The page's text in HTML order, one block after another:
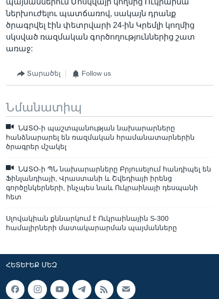
ներխուժելու պատճառով, սակայն դրանք
ծրագրվել էին փետրվարի 24-ին Կրեմլի կողմից
սկսված ռազմական գործողություններից շատ
առաջ:
Տարածել Follow us
Նմանատիպ
ՆԱՏՕ-ի պաշտպանության նախարարները
հանձնարարել են ռազմական հրամանատարներին
ծրագրեր մշակել
ՆԱՏՕ-ի ՊՆ նախարարները Բրյուսելում հանդիպել են
Ֆինլանդիայի, Վրաստանի և Շվեդիայի իրենց
գործընկերների, ինչպես նաև Ուկրաինայի դեսպանի
հետ
Սլովակիան քննարկում է Ուկրաինային S-300
համալիրների մատակարարման պայմանները
ՀԵՏԵՒԵՔ ՄԵԶ